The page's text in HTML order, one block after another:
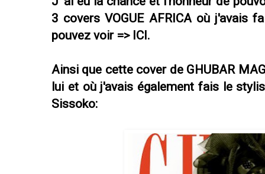
3 covers VOGUE AFRICA où j'avais
pouvez voir => ICI.
Ainsi que cette cover de GHUBAR
lui et où j'avais également fais le
Sissoko: